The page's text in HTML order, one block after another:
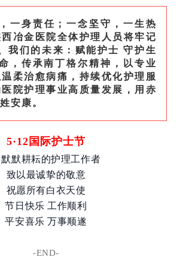
一身责任；一念坚守，一生热
冶金医院全体护理人员将牢记
我们的未来：赋能护士 守护生
，传承南丁格尔精神，以专业
柔治愈病痛，持续优化护理服
院护理事业高质量发展，用赤
安康。
5·12国际护士节
默默耕耘的护理工作者
致以最诚挚的敬意
祝愿所有白衣天使
节日快乐 工作顺利
平安喜乐 万事顺遂
-END-